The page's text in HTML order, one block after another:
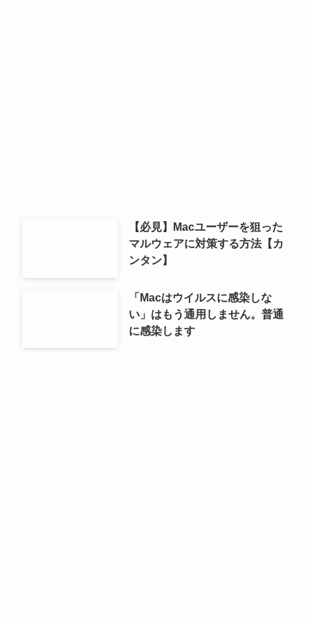
【必見】Macユーザーを狙った
マルウェアに対策する方法【カ
ンタン】
「Macはウイルスに感染しな
い」はもう通用しません。普通
に感染します